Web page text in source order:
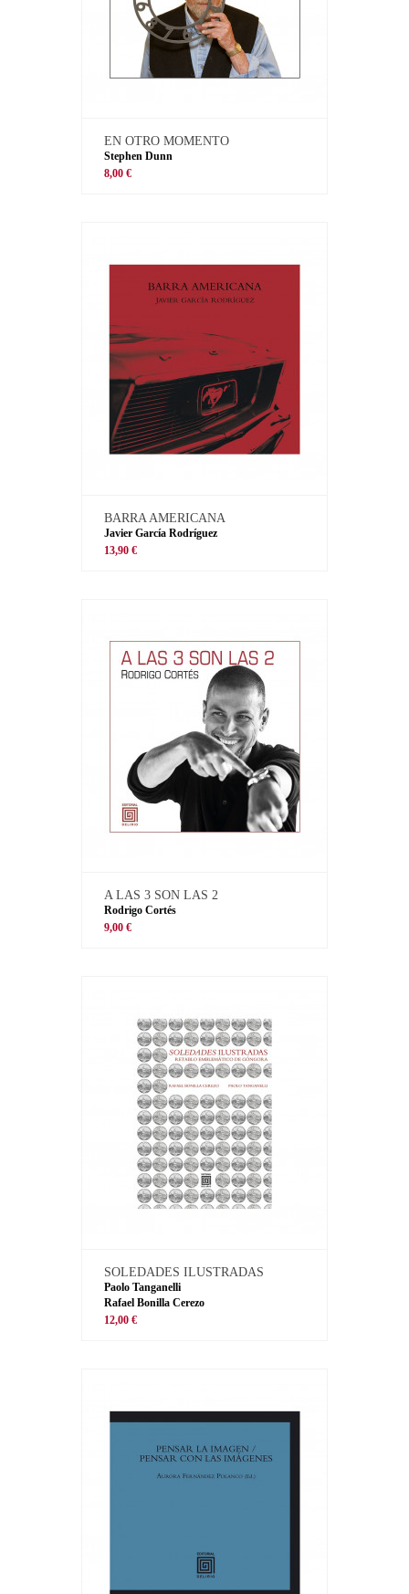
EN OTRO MOMENTO
Stephen Dunn
8,00 €
BARRA AMERICANA
Javier García Rodríguez
13,90 €
A LAS 3 SON LAS 2
Rodrigo Cortés
9,00 €
SOLEDADES ILUSTRADAS
Paolo Tanganelli
Rafael Bonilla Cerezo
12,00 €